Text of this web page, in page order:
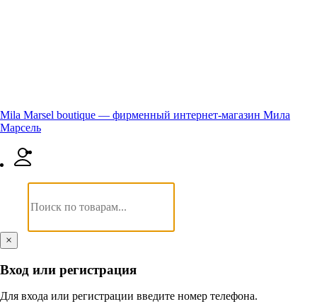
Mila Marsel boutique — фирменный интернет-магазин Мила
Марсель
×
Вход или регистрация
Для входа или регистрации введите номер телефона.